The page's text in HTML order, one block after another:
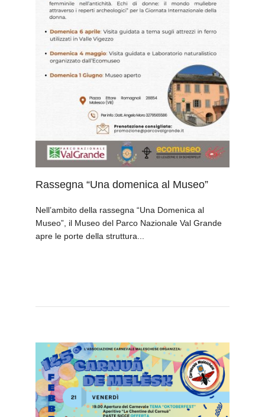
Rassegna “Una domenica al Museo”
Nell’ambito della rassegna “Una Domenica al
Museo”, il Museo del Parco Nazionale Val Grande
apre le porte della struttura...